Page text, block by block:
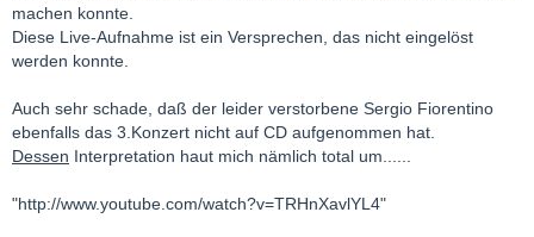
machen konnte.
Diese Live-Aufnahme ist ein Versprechen, das nicht eingelöst
werden konnte.
Auch sehr schade, daß der leider verstorbene Sergio Fiorentino
ebenfalls das 3.Konzert nicht auf CD aufgenommen hat.
Dessen Interpretation haut mich nämlich total um......
"http://www.youtube.com/watch?v=TRHnXavlYL4"